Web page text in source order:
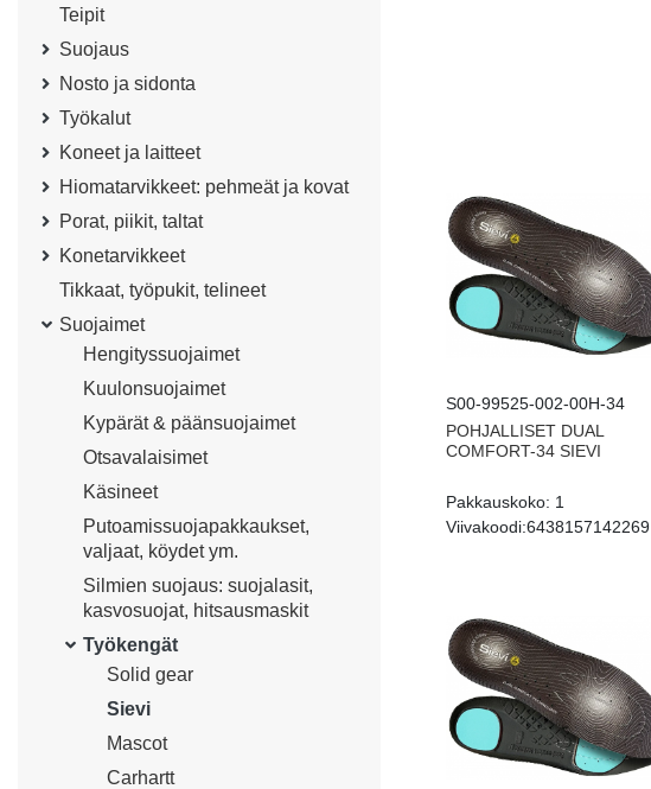
Teipit
Suojaus
Nosto ja sidonta
Työkalut
Koneet ja laitteet
Hiomatarvikkeet: pehmeät ja kovat
Porat, piikit, taltat
Konetarvikkeet
Tikkaat, työpukit, telineet
Suojaimet
Hengityssuojaimet
Kuulonsuojaimet
Kypärät & päänsuojaimet
Otsavalaisimet
Käsineet
Putoamissuojapakkaukset,
valjaat, köydet ym.
Silmien suojaus: suojalasit,
kasvosuojat, hitsausmaskit
Työkengät
Solid gear
Sievi
Mascot
Carhartt
S00-99525-002-00H-34
POHJALLISET DUAL
COMFORT-34 SIEVI
Pakkauskoko: 1
Viivakoodi:6438157142269